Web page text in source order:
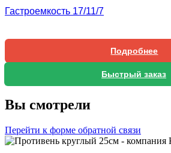
Гастроемкость 17/11/7
Подробнее
Быстрый заказ
Вы смотрели
Перейти к форме обратной связи